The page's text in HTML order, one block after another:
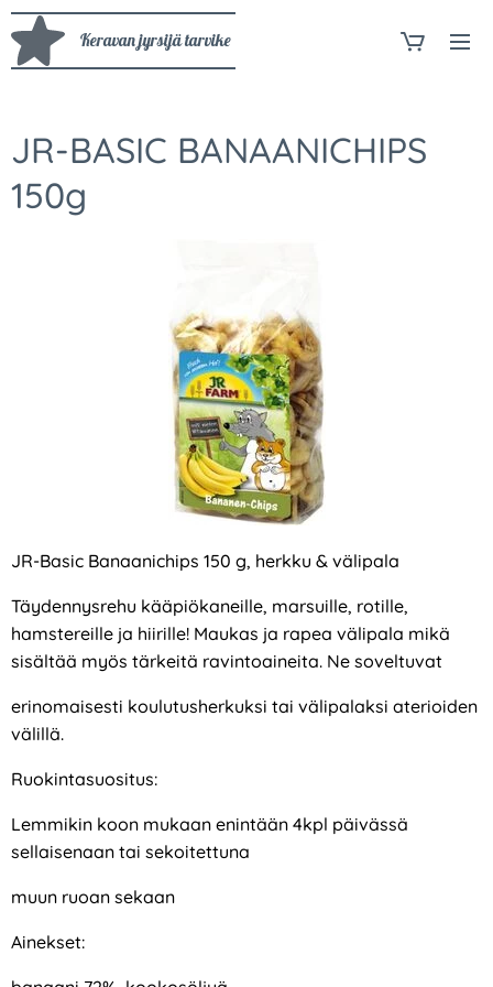
Keravan jyrsijä tarvike
JR-BASIC BANAANICHIPS
150g
JR-Basic Banaanichips 150 g, herkku & välipala
Täydennysrehu kääpiökaneille, marsuille, rotille,
hamstereille ja hiirille! Maukas ja rapea välipala mikä
sisältää myös tärkeitä ravintoaineita. Ne soveltuvat
erinomaisesti koulutusherkuksi tai välipalaksi aterioiden
välillä.
Ruokintasuositus:
Lemmikin koon mukaan enintään 4kpl päivässä
sellaisenaan tai sekoitettuna
muun ruoan sekaan
Ainekset: